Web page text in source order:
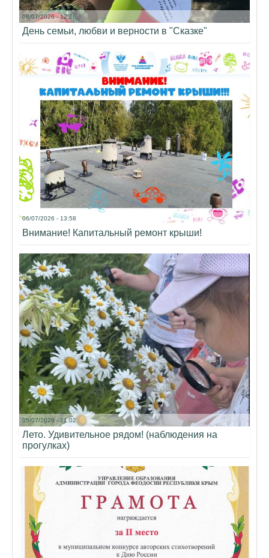
08/07/2026 - 12:26
День семьи, любви и верности в "Сказке"
06/07/2026 - 13:58
Внимание! Капитальный ремонт крыши!
05/07/2026 - 21:02
Лето. Удивительное рядом! (наблюдения на
прогулках)